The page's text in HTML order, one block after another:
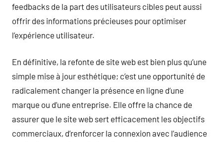
feedbacks de la part des utilisateurs cibles peut aussi
offrir des informations précieuses pour optimiser
l’expérience utilisateur.
En définitive, la refonte de site web est bien plus qu’une
simple mise à jour esthétique; c’est une opportunité de
radicalement changer la présence en ligne d’une
marque ou d’une entreprise. Elle offre la chance de
assurer que le site web sert efficacement les objectifs
commerciaux, d’renforcer la connexion avec l’audience